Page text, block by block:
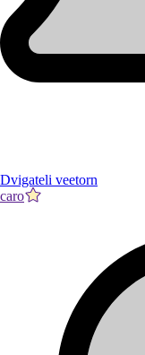
Dvigateli veetorn
caro